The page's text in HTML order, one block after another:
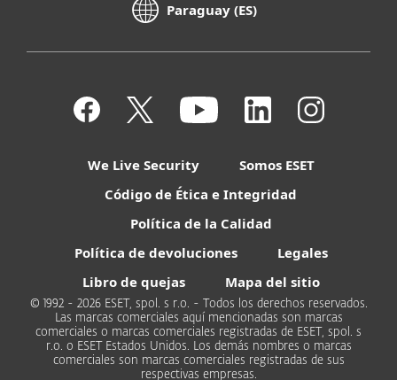
Paraguay (ES)
We Live Security
Somos ESET
Código de Ética e Integridad
Política de la Calidad
Política de devoluciones
Legales
Libro de quejas
Mapa del sitio
© 1992 - 2026 ESET, spol. s r.o. - Todos los derechos reservados.
Las marcas comerciales aquí mencionadas son marcas
comerciales o marcas comerciales registradas de ESET, spol. s
r.o. o ESET Estados Unidos. Los demás nombres o marcas
comerciales son marcas comerciales registradas de sus
respectivas empresas.